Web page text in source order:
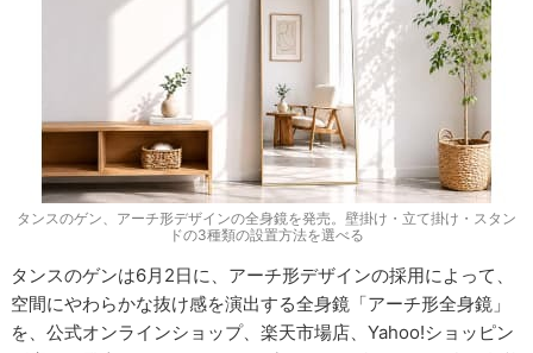
タンスのゲン、アーチ形デザインの全身鏡を発売。壁掛け・立て掛け・スタン
ドの3種類の設置方法を選べる
タンスのゲンは6月2日に、アーチ形デザインの採用によって、
空間にやわらかな抜け感を演出する全身鏡「アーチ形全身鏡」
を、公式オンラインショップ、楽天市場店、Yahoo!ショッピン